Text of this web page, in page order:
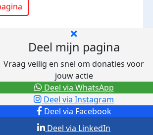
Deel mijn pagina
Vraag veilig en snel om donaties voor
jouw actie
Deel via Facebook
Deel via Instagram
Deel via LinkedIn
Deel via WhatsApp